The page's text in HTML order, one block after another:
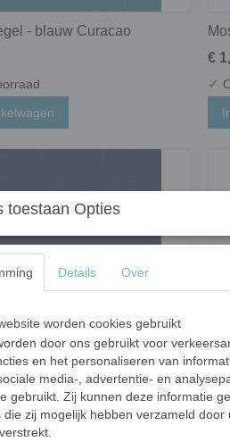
- blauw Curacao
€
✓
- pruisisch blauw
€
✓
toestaan Opties
Details Over
worden cookies gebruikt
door ons gebruikt voor
en het personaliseren van
media-, advertentie- en
gebruikt. Zij kunnen deze informatie
die zij mogelijk hebben verzameld